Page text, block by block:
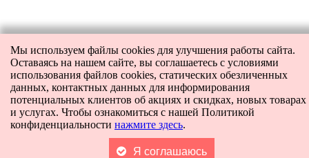
Мы используем файлы cookies для улучшения работы сайта.
Оставаясь на нашем сайте, вы соглашаетесь с условиями
использования файлов cookies, статических обезличенных
данных, контактных данных для информирования
потенциальных клиентов об акциях и скидках, новых товарах
и услугах. Чтобы ознакомиться с нашей Политикой
конфиденциальности нажмите здесь.
Я соглашаюсь